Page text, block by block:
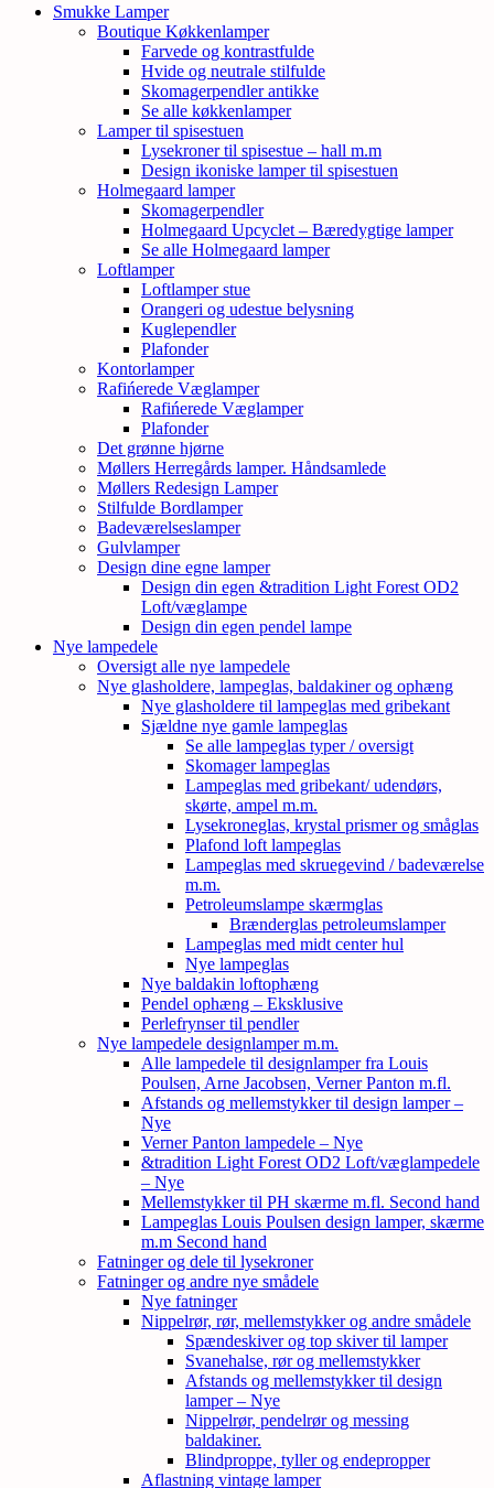
Smukke Lamper
Boutique Køkkenlamper
Farvede og kontrastfulde
Hvide og neutrale stilfulde
Skomagerpendler antikke
Se alle køkkenlamper
Lamper til spisestuen
Lysekroner til spisestue – hall m.m
Design ikoniske lamper til spisestuen
Holmegaard lamper
Skomagerpendler
Holmegaard Upcyclet – Bæredygtige lamper
Se alle Holmegaard lamper
Loftlamper
Loftlamper stue
Orangeri og udestue belysning
Kuglependler
Plafonder
Kontorlamper
Rafińerede Væglamper
Rafińerede Væglamper
Plafonder
Det grønne hjørne
Møllers Herregårds lamper. Håndsamlede
Møllers Redesign Lamper
Stilfulde Bordlamper
Badeværelseslamper
Gulvlamper
Design dine egne lamper
Design din egen &tradition Light Forest OD2
Loft/væglampe
Design din egen pendel lampe
Nye lampedele
Oversigt alle nye lampedele
Nye glasholdere, lampeglas, baldakiner og ophæng
Nye glasholdere til lampeglas med gribekant
Sjældne nye gamle lampeglas
Se alle lampeglas typer / oversigt
Skomager lampeglas
Lampeglas med gribekant/ udendørs,
skørte, ampel m.m.
Lysekroneglas, krystal prismer og småglas
Plafond loft lampeglas
Lampeglas med skruegevind / badeværelse
m.m.
Petroleumslampe skærmglas
Brænderglas petroleumslamper
Lampeglas med midt center hul
Nye lampeglas
Nye baldakin loftophæng
Pendel ophæng – Eksklusive
Perlefrynser til pendler
Nye lampedele designlamper m.m.
Alle lampedele til designlamper fra Louis
Poulsen, Arne Jacobsen, Verner Panton m.fl.
Afstands og mellemstykker til design lamper –
Nye
Verner Panton lampedele – Nye
&tradition Light Forest OD2 Loft/væglampedele
– Nye
Mellemstykker til PH skærme m.fl. Second hand
Lampeglas Louis Poulsen design lamper, skærme
m.m Second hand
Fatninger og dele til lysekroner
Fatninger og andre nye smådele
Nye fatninger
Nippelrør, rør, mellemstykker og andre smådele
Spændeskiver og top skiver til lamper
Svanehalse, rør og mellemstykker
Afstands og mellemstykker til design
lamper – Nye
Nippelrør, pendelrør og messing
baldakiner.
Blindproppe, tyller og endepropper
Aflastning vintage lamper